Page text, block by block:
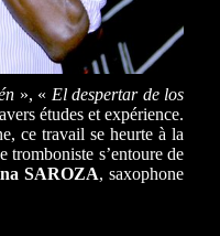
», « El despertar de los
études et expérience.
ce travail se heurte à la
s’entoure de
SAROZA, saxophone